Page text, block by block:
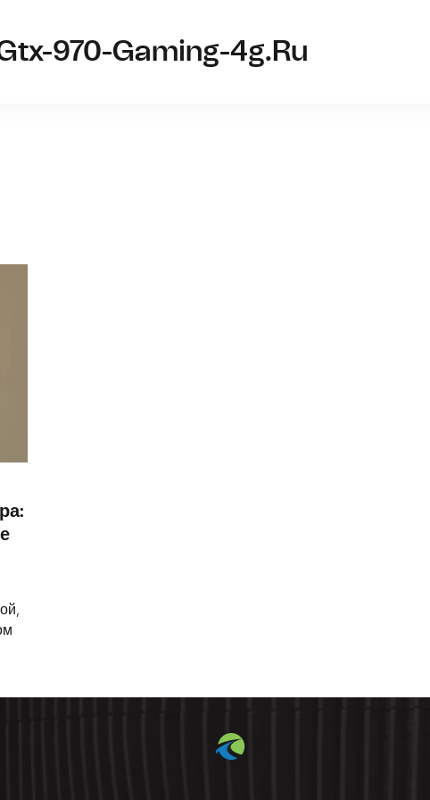
970-Gaming-4g.ru